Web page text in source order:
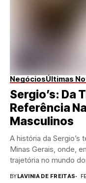
NegóciosÚltimas
Sergio’s: Da
Referência
Masculinos
A história da Sergio’s
Minas Gerais, onde,
trajetória no mundo
BYLAVINIA DE FREITAS